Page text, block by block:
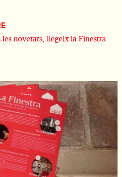
les novetats, llegeix la Finestra